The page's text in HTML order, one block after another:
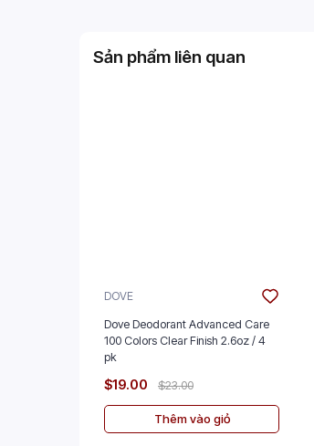
Sản phẩm liên quan
DOVE
Dove Deodorant Advanced Care
100 Colors Clear Finish 2.6oz / 4
pk
$19.00 $23.00
Thêm vào giỏ